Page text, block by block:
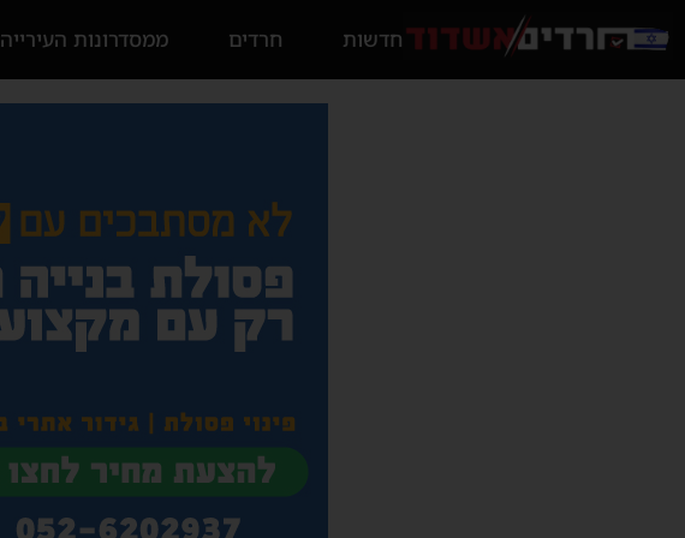
חדשות חרדים ממסדרונות העירייה